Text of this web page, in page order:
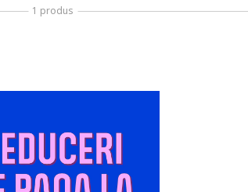
1 produs